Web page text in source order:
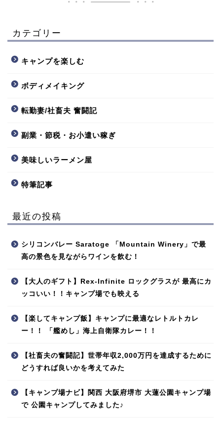
カテゴリー
キャンプを楽しむ
ボディメイキング
転勤妻/社畜夫 奮闘記
副業・節税・お小遣い稼ぎ
美味しいラーメン屋
特筆記事
最近の投稿
シリコンバレー Saratoge 「Mountain Winery」で最
高の景色を見ながらワインを飲む！
【大人のギフト】Rex-Infinite ロックグラスが 最高にカ
ッコいい！！キャンプ場でも映える
【楽してキャンプ飯】キャンプに最適なレトルトカレ
ー！！ 「艦めし」海上自衛隊カレー！！
【社畜夫の奮闘記】世帯年収2,000万円を達成するために
どうすれば良いかを考えてみた
【キャンプ場ナビ】関西 大阪府堺市 大蓮公園キャンプ場
で 公園キャンプしてみました♪